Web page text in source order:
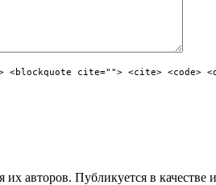
cite=""> <cite> <code>
авторов. Публикуется в качестве